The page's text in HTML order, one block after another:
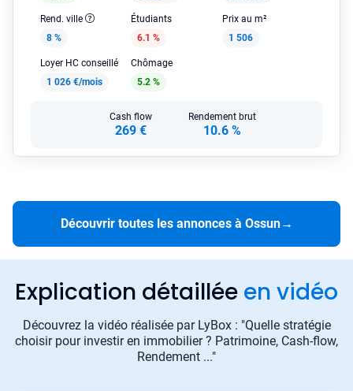
Rend. ville
8 %
Étudiants
6.1 %
Prix au m²
1 506
Loyer HC conseillé
1 026 €/mois
Chômage
5.2 %
Cash flow
269 €
Rendement brut
10.6 %
Découvrir toutes les annonces à Ossun→
Explication détaillée en vidéo
Découvrez la vidéo réalisée par LyBox : "Quelle stratégie
choisir pour investir en immobilier ? Patrimoine, Cash-flow,
Rendement ..."